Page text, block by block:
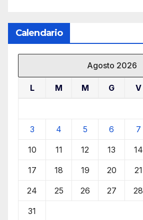
Calendario
Agosto 2026
L M M G V
3 4 5 6 7
10 11 12 13 14
17 18 19 20 21
24 25 26 27 28
31